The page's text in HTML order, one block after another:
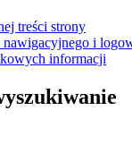
treści strony
nawigacyjnego i
informacji